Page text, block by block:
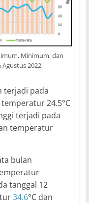
Minimum, dan
Agustus 2022
terjadi pada
24.5°C
terjadi pada
temperatur
bulan
tanggal 12
34.6°C dan